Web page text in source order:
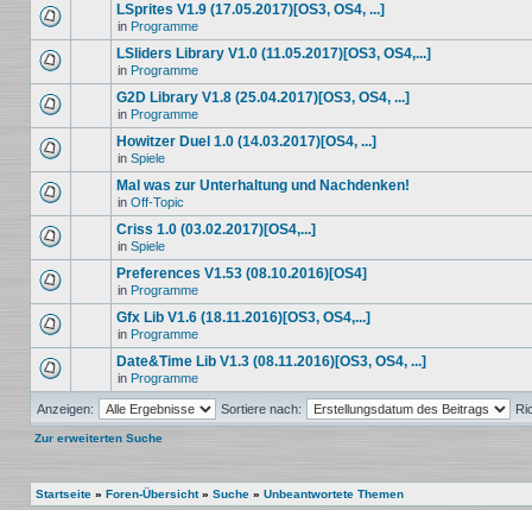
LSprites V1.9 (17.05.2017)[OS3, OS4, ...]
in Programme
LSliders Library V1.0 (11.05.2017)[OS3, OS4,...]
in Programme
G2D Library V1.8 (25.04.2017)[OS3, OS4, ...]
in Programme
Howitzer Duel 1.0 (14.03.2017)[OS4, ...]
in Spiele
Mal was zur Unterhaltung und Nachdenken!
in Off-Topic
Criss 1.0 (03.02.2017)[OS4,...]
in Spiele
Preferences V1.53 (08.10.2016)[OS4]
in Programme
Gfx Lib V1.6 (18.11.2016)[OS3, OS4,...]
in Programme
Date&Time Lib V1.3 (08.11.2016)[OS3, OS4, ...]
in Programme
Anzeigen: Sortiere nach:
Zur erweiterten Suche
Startseite » Foren-Übersicht» Suche » Unbeantwortete Themen